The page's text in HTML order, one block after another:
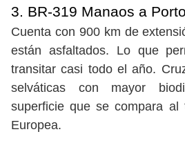
3. BR-319 Manaos a
Cuenta con 900 km de
están asfaltados. Lo que
transitar casi todo el año.
selváticas con mayor
superficie que se compara al
Europea.